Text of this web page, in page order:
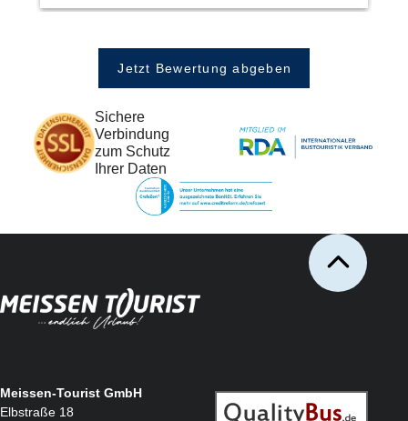
Jetzt Bewertung abgeben
Sichere
Verbindung
zum Schutz
Ihrer Daten
Meissen-Tourist GmbH
Elbstraße 18